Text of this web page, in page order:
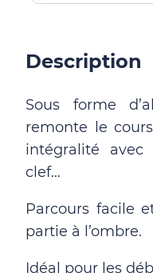
Description
Sous forme
remonte le
intégralité
clef…
Parcours facile
partie à l’ombre.
Idéal pour les